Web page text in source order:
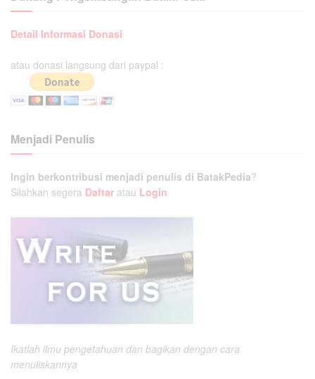
Detail Informasi Donasi
atau donasi langsung dari paypal :
Menjadi Penulis
Ingin berkontribusi menjadi penulis di BatakPedia?
Silahkan segera Daftar atau Login
Ikatlah ilmu pengetahuan dan bagikan dengan cara
menuliskannya